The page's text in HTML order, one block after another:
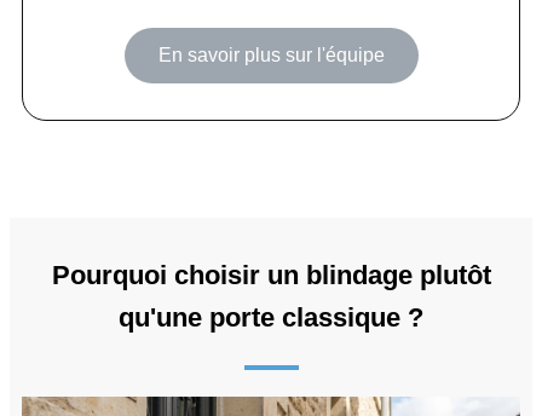
En savoir plus sur l'équipe
Pourquoi choisir un blindage plutôt
qu'une porte classique ?